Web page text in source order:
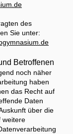
des
Sie unter:
Betroffenen
noch näher
haben
das Recht auf
Daten
über die
weitere